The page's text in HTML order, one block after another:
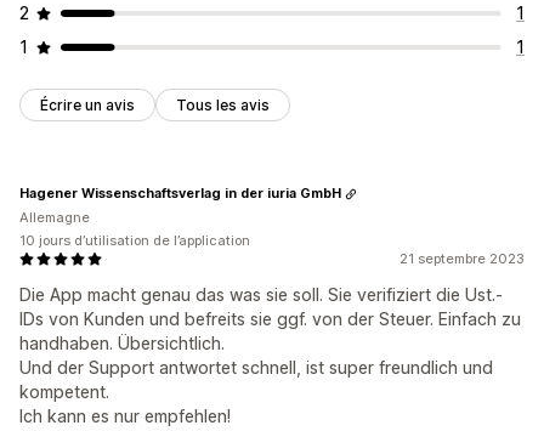
2
1
1
1
Écrire un avis Tous les avis
21 septembre 2023
Die App macht genau das was sie soll. Sie verifiziert die Ust.-
IDs von Kunden und befreits sie ggf. von der Steuer. Einfach zu
handhaben. Übersichtlich.
Und der Support antwortet schnell, ist super freundlich und
kompetent.
Ich kann es nur empfehlen!
Hagener Wissenschaftsverlag in der iuria GmbH
Allemagne
10 jours d’utilisation de l’application